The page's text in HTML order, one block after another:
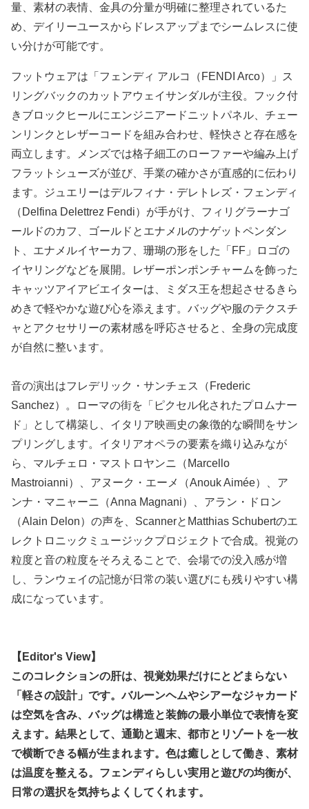
量、素材の表情、金具の分量が明確に整理されているた
め、デイリーユースからドレスアップまでシームレスに使
い分けが可能です。
フットウェアは「フェンディ アルコ（FENDI Arco）」ス
リングバックのカットアウェイサンダルが主役。フック付
きブロックヒールにエンジニアードニットパネル、チェー
ンリンクとレザーコードを組み合わせ、軽快さと存在感を
両立します。メンズでは格子細工のローファーや編み上げ
フラットシューズが並び、手業の確かさが直感的に伝わり
ます。ジュエリーはデルフィナ・デレトレズ・フェンディ
（Delfina Delettrez Fendi）が手がけ、フィリグラーナゴ
ールドのカフ、ゴールドとエナメルのナゲットペンダン
ト、エナメルイヤーカフ、珊瑚の形をした「FF」ロゴの
イヤリングなどを展開。レザーポンポンチャームを飾った
キャッツアイアビエイターは、ミダス王を想起させるきら
めきで軽やかな遊び心を添えます。バッグや服のテクスチ
ャとアクセサリーの素材感を呼応させると、全身の完成度
が自然に整います。
音の演出はフレデリック・サンチェス（Frederic
Sanchez）。ローマの街を「ピクセル化されたプロムナー
ド」として構築し、イタリア映画史の象徴的な瞬間をサン
プリングします。イタリアオペラの要素を織り込みなが
ら、マルチェロ・マストロヤンニ（Marcello
Mastroianni）、アヌーク・エーメ（Anouk Aimée）、ア
ンナ・マニャーニ（Anna Magnani）、アラン・ドロン
（Alain Delon）の声を、ScannerとMatthias Schubertのエ
レクトロニックミュージックプロジェクトで合成。視覚の
粒度と音の粒度をそろえることで、会場での没入感が増
し、ランウェイの記憶が日常の装い選びにも残りやすい構
成になっています。
【Editor's View】
このコレクションの肝は、視覚効果だけにとどまらない
「軽さの設計」です。バルーンヘムやシアーなジャカード
は空気を含み、バッグは構造と装飾の最小単位で表情を変
えます。結果として、通勤と週末、都市とリゾートを一枚
で横断できる幅が生まれます。色は癒しとして働き、素材
は温度を整える。フェンディらしい実用と遊びの均衡が、
日常の選択を気持ちよくしてくれます。